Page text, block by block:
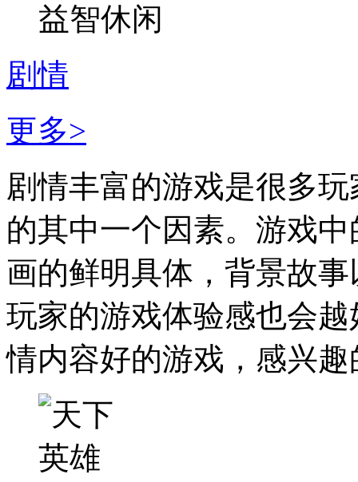
益智休闲
剧情
更多>
剧情丰富的游戏是很多
的其中一个因素。游戏
画的鲜明具体，背景故
玩家的游戏体验感也会
情内容好的游戏，感兴